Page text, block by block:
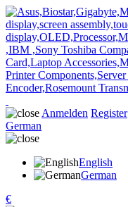
Anmelden Register
German
English
German
€